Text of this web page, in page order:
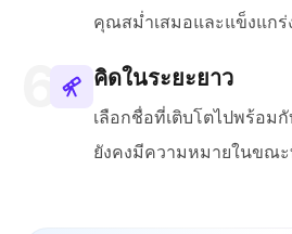
คุณสม่ำเสมอและแข็งแกร่
คิดในระยะยาว
เลือกชื่อที่เติบโตไปพร้อม
ยังคงมีความหมายในขณ